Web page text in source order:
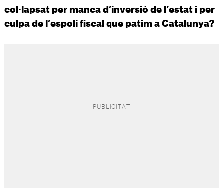
col·lapsat per manca d’inversió de l’estat i per
culpa de l’espoli fiscal que patim a Catalunya?